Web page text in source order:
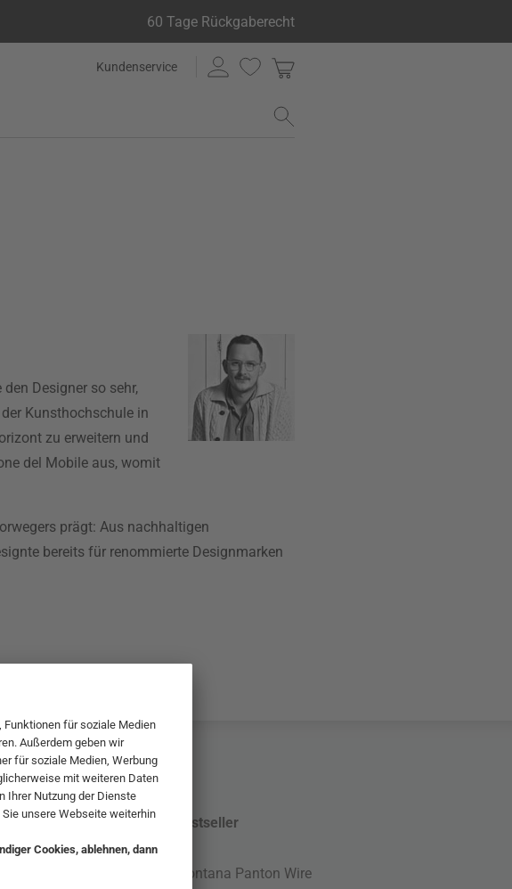
60 Tage Rückgaberecht
Kundenservice
Designer so sehr,
Kunsthochschule in
zu erweitern und
del Mobile aus, womit
prägt: Aus nachhaltigen
bereits für renommierte Designmarken
Bestseller
Montana Panton Wire